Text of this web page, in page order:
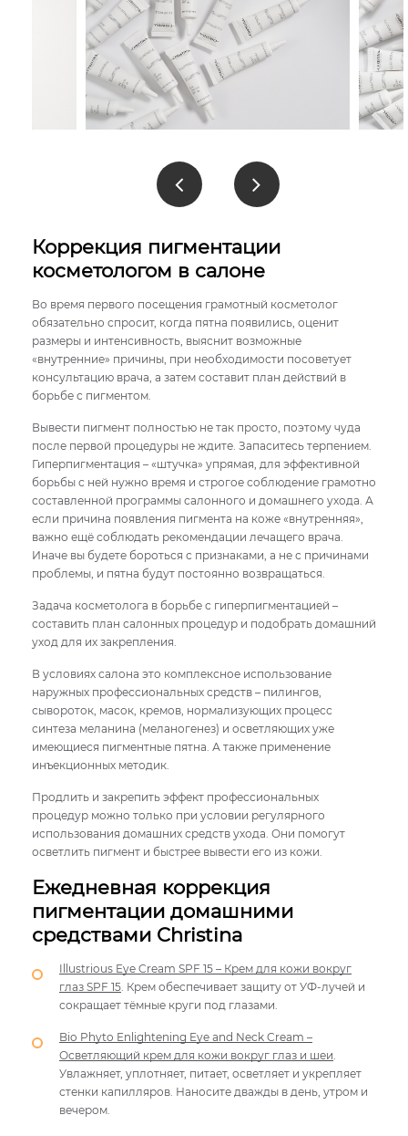
Коррекция пигментации
косметологом в салоне
Во время первого посещения грамотный косметолог
обязательно спросит, когда пятна появились, оценит
размеры и интенсивность, выяснит возможные
«внутренние» причины, при необходимости посоветует
консультацию врача, а затем составит план действий в
борьбе с пигментом.
Вывести пигмент полностью не так просто, поэтому чуда
после первой процедуры не ждите. Запаситесь терпением.
Гиперпигментация – «штучка» упрямая, для эффективной
борьбы с ней нужно время и строгое соблюдение грамотно
составленной программы салонного и домашнего ухода. А
если причина появления пигмента на коже «внутренняя»,
важно ещё соблюдать рекомендации лечащего врача.
Иначе вы будете бороться с признаками, а не с причинами
проблемы, и пятна будут постоянно возвращаться.
Задача косметолога в борьбе с гиперпигментацией –
составить план салонных процедур и подобрать домашний
уход для их закрепления.
В условиях салона это комплексное использование
наружных профессиональных средств – пилингов,
сывороток, масок, кремов, нормализующих процесс
синтеза меланина (меланогенез) и осветляющих уже
имеющиеся пигментные пятна. А также применение
инъекционных методик.
Продлить и закрепить эффект профессиональных
процедур можно только при условии регулярного
использования домашних средств ухода. Они помогут
осветлить пигмент и быстрее вывести его из кожи.
Ежедневная коррекция
пигментации домашними
средствами Christina
Illustrious Eye Cream SPF 15 – Крем для кожи вокруг
глаз SPF 15 . Крем обеспечивает защиту от УФ-лучей и
сокращает тёмные круги под глазами.
Bio Phyto Enlightening Eye and Neck Cream –
Осветляющий крем для кожи вокруг глаз и шеи
Увлажняет, уплотняет, питает, осветляет и укрепляет
стенки капилляров. Наносите дважды в день, утром и
вечером.